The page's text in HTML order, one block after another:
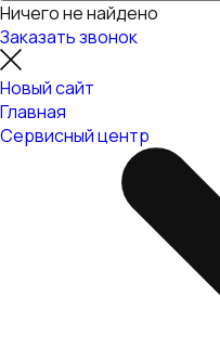
Ничего не найдено
Заказать звонок
Новый сайт
Главная
Сервисный центр